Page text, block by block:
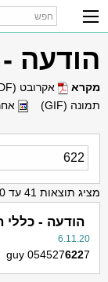
הודעה - 622
מקרא אקרובט (PDF)
תמונה (GIF)
מציג תוצאות 41 עד 50 מתוך 149
הודעה - כללי
6.11.20
guy 0545276227